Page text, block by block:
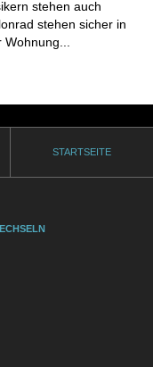
stehen auch
stehen sicher in
Wohnung...
STARTSEITE